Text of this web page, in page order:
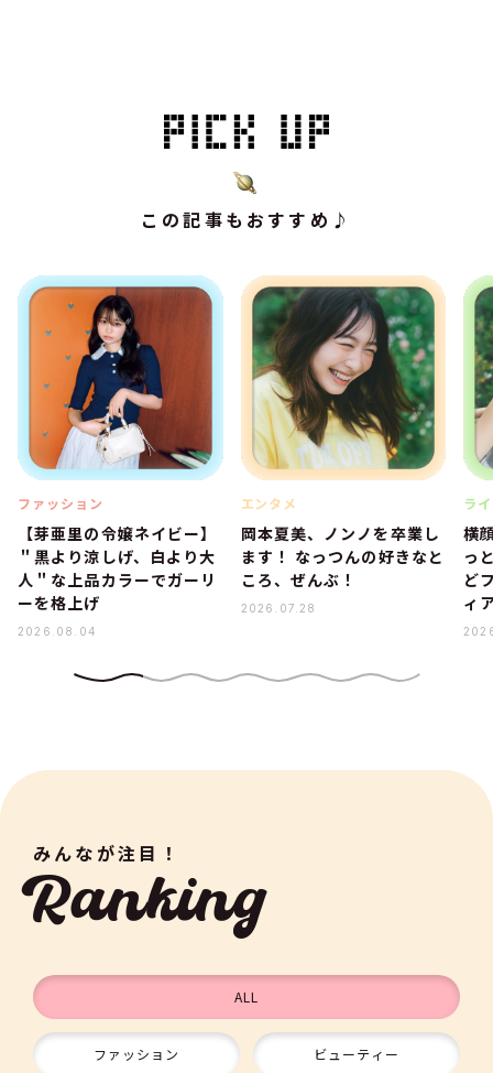
この記事もおすすめ♪
ファッション
【芽亜里の令嬢ネイビー】
＂黒より涼しげ、白より大
人＂な上品カラーでガーリ
ーを格上げ
2026.08.04
エンタメ
岡本夏美、ノンノを卒業し
ます！ なっつんの好きなと
ころ、ぜんぶ！
2026.07.28
ラ
横
っ
ど
ィ
みんなが注目！
Ranking
ALL
ファッション ビューティー